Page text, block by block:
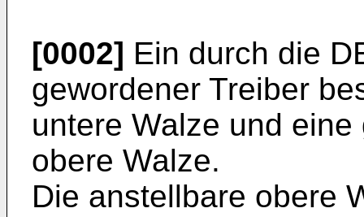
[0002] Ein durch die
gewordener Treiber
untere Walze und
obere Walze.
Die anstellbare obere